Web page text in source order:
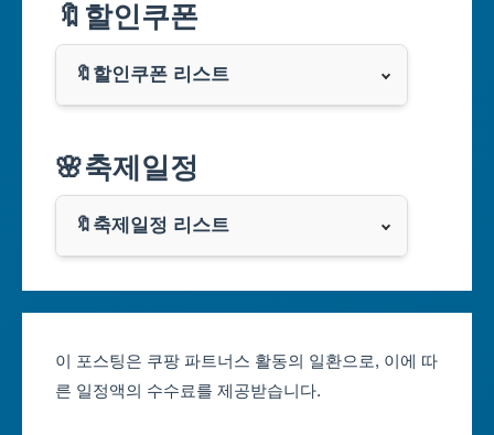
부산광역시
대구광역시
인천광역시
광주광역시
대전광역시
🔖할인쿠폰
🔖할인쿠폰 리스트
쿠팡
클룩
🌸축제일정
🔖축제일정 리스트
대구축제 일정
이 포스팅은 쿠팡 파트너스 활동의 일환으로, 이에 따
른 일정액의 수수료를 제공받습니다.